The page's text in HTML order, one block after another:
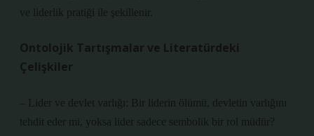
ve liderlik pratiği ile şekillenir.
Ontolojik Tartışmalar ve Literatürdeki
Çelişkiler
– Lider ve devlet varlığı: Bir liderin ölümü, devletin varlığını
tehdit eder mi, yoksa lider sadece sembolik bir rol müdür?